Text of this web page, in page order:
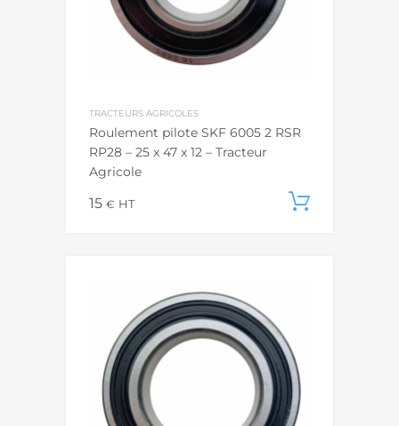
TRACTEURS AGRICOLES
Roulement pilote SKF 6005 2 RSR
RP28 – 25 x 47 x 12 – Tracteur
Agricole
15 € HT